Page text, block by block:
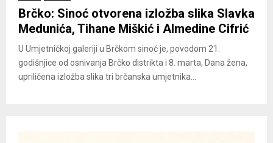
Brčko: Sinoć otvorena izložba slika Slavka
Medunića, Tihane Miškić i Almedine Cifrić
U Umjetničkoj galeriji u Brčkom sinoć je, povodom 21.
godišnjice od osnivanja Brčko distrikta i 8. marta, Dana žena,
upriličena izložba slika tri brčanska umjetnika...